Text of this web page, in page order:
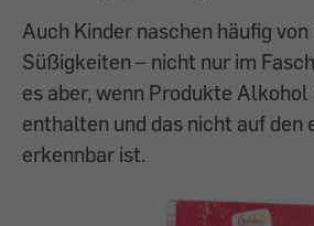
Auch Kinder naschen häufig
Süßigkeiten – nicht nur im
es aber, wenn Produkte
enthalten und das nicht auf den
erkennbar ist.